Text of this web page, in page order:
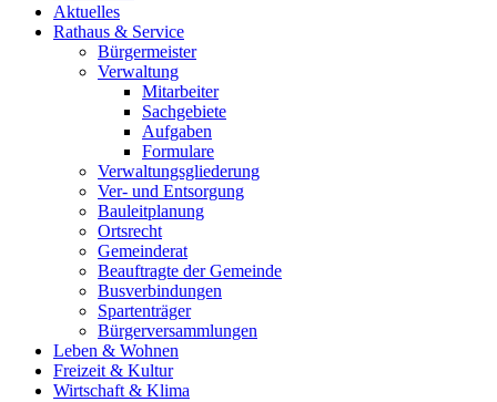
Aktuelles
Rathaus & Service
Bürgermeister
Verwaltung
Mitarbeiter
Sachgebiete
Aufgaben
Formulare
Verwaltungsgliederung
Ver- und Entsorgung
Bauleitplanung
Ortsrecht
Gemeinderat
Beauftragte der Gemeinde
Busverbindungen
Spartenträger
Bürgerversammlungen
Leben & Wohnen
Freizeit & Kultur
Wirtschaft & Klima